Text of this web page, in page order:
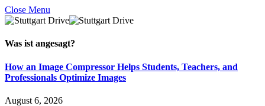
Close Menu
Was ist angesagt?
How an Image Compressor Helps Students, Teachers, and
Professionals Optimize Images
August 6, 2026